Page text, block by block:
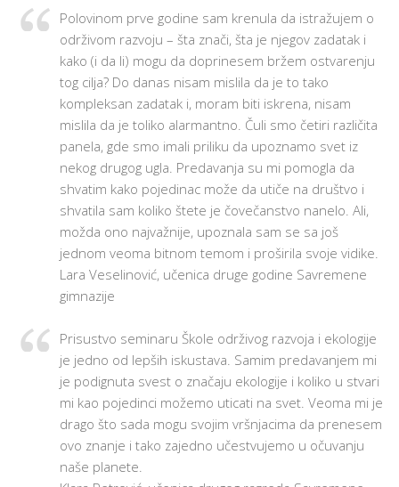
Polovinom prve godine sam krenula da istražujem o
održivom razvoju – šta znači, šta je njegov zadatak i
kako (i da li) mogu da doprinesem bržem ostvarenju
tog cilja? Do danas nisam mislila da je to tako
kompleksan zadatak i, moram biti iskrena, nisam
mislila da je toliko alarmantno. Čuli smo četiri različita
panela, gde smo imali priliku da upoznamo svet iz
nekog drugog ugla. Predavanja su mi pomogla da
shvatim kako pojedinac može da utiče na društvo i
shvatila sam koliko štete je čovečanstvo nanelo. Ali,
možda ono najvažnije, upoznala sam se sa još
jednom veoma bitnom temom i proširila svoje vidike.
Lara Veselinović, učenica druge godine Savremene
gimnazije
Prisustvo seminaru Škole održivog razvoja i ekologije
je jedno od lepših iskustava. Samim predavanjem mi
je podignuta svest o značaju ekologije i koliko u stvari
mi kao pojedinci možemo uticati na svet. Veoma mi je
drago što sada mogu svojim vršnjacima da prenesem
ovo znanje i tako zajedno učestvujemo u očuvanju
naše planete.